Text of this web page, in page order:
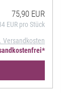
75,90 EUR
EUR pro Stück
Versandkosten